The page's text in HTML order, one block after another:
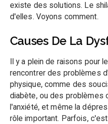
existe des solutions. Le
d'elles. Voyons comment.
Causes De La
Il y a plein de raisons pour
rencontrer des problèmes
physique, comme des
diabète, ou des problèmes
l'anxiété, et même la
rôle important. Parfois,